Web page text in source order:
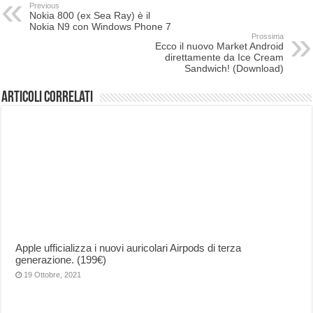
Previous
Nokia 800 (ex Sea Ray) è il
Nokia N9 con Windows Phone 7
Prossima
Ecco il nuovo Market Android
direttamente da Ice Cream
Sandwich! (Download)
Articoli correlati
Apple ufficializza i nuovi auricolari Airpods di terza
generazione. (199€)
19 Ottobre, 2021